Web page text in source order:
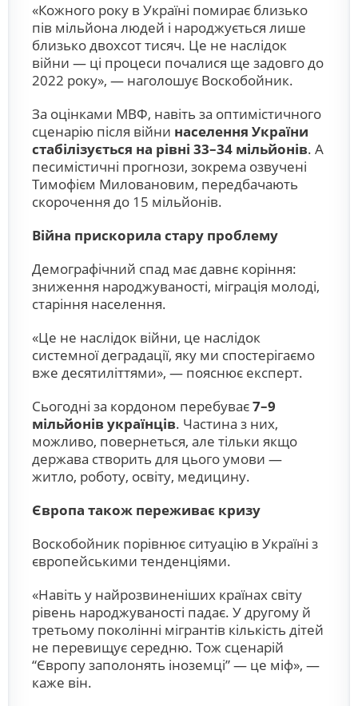
«Кожного року в Україні помирає близько
пів мільйона людей і народжується лише
близько двохсот тисяч. Це не наслідок
війни — ці процеси почалися ще задовго до
2022 року», — наголошує Воскобойник.
За оцінками МВФ, навіть за оптимістичного
сценарію після війни населення України
стабілізується на рівні 33–34 мільйонів. А
песимістичні прогнози, зокрема озвучені
Тимофієм Миловановим, передбачають
скорочення до 15 мільйонів.
Війна прискорила стару проблему
Демографічний спад має давнє коріння:
зниження народжуваності, міграція молоді,
старіння населення.
«Це не наслідок війни, це наслідок
системної деградації, яку ми спостерігаємо
вже десятиліттями», — пояснює експерт.
Сьогодні за кордоном перебуває7–9
мільйонів українців. Частина з них,
можливо, повернеться, але тільки якщо
держава створить для цього умови —
житло, роботу, освіту, медицину.
Європа також переживає кризу
Воскобойник порівнює ситуацію в Україні з
європейськими тенденціями.
«Навіть у найрозвиненіших країнах світу
рівень народжуваності падає. У другому й
третьому поколінні мігрантів кількість дітей
не перевищує середню. Тож сценарій
“Європу заполонять іноземці” — це міф», —
каже він.